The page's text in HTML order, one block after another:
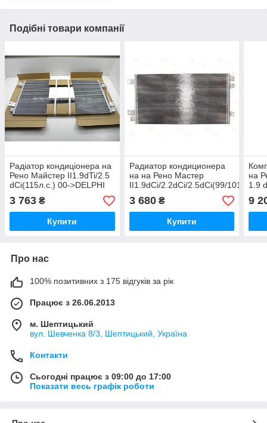
Подібні товари компанії
Радіатор кондиціонера на
Рено Майстер II1.9dTi/2.5
dCi(115л.с.) 00->DELPHI
(США) TSP0225540
3 763 ₴
Купити
Радиатор кондиционера
на на Рено Мастер
II1.9dCi/2.2dCi/2.5dCi(99/101/
01->DELPHI (США)
TSP0225534
3 680₴
Купити
на
1.9
9
Про нас
100% позитивних з 175 відгуків за рік
Працює з 26.06.2013
м. Шептицький
вул. Шевченка 8/3, Шептицький, Україна
Контакти
Сьогодні працює з 09:00 до 17:00
Показати весь графік роботи